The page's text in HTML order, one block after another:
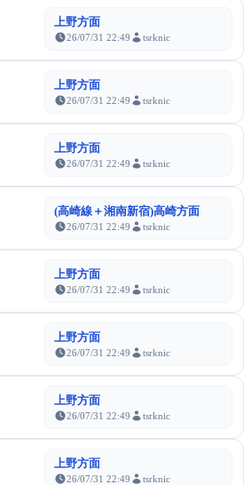
上野方面
26/07/31 22:49 tsrknic
上野方面
26/07/31 22:49 tsrknic
上野方面
26/07/31 22:49 tsrknic
(高崎線＋湘南新宿)高崎方面
26/07/31 22:49 tsrknic
上野方面
26/07/31 22:49 tsrknic
上野方面
26/07/31 22:49 tsrknic
上野方面
26/07/31 22:49 tsrknic
上野方面
26/07/31 22:49 tsrknic